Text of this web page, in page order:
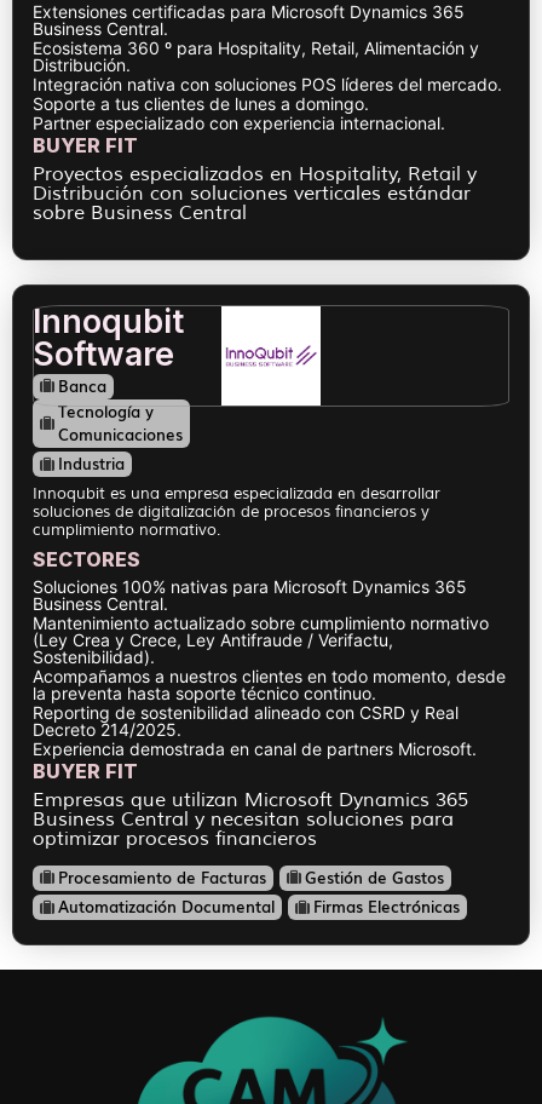
Extensiones certificadas para Microsoft Dynamics 365
Business Central.
Ecosistema 360 º para Hospitality, Retail, Alimentación y
Distribución.
Integración nativa con soluciones POS líderes del mercado.
Soporte a tus clientes de lunes a domingo.
Partner especializado con experiencia internacional.
BUYER FIT
Proyectos especializados en Hospitality, Retail y
Distribución con soluciones verticales estándar
sobre Business Central
Innoqubit
Software
Banca
Tecnología y
Comunicaciones
Industria
Innoqubit es una empresa especializada en desarrollar
soluciones de digitalización de procesos financieros y
cumplimiento normativo.
SECTORES
Soluciones 100% nativas para Microsoft Dynamics 365
Business Central.
Mantenimiento actualizado sobre cumplimiento normativo
(Ley Crea y Crece, Ley Antifraude / Verifactu,
Sostenibilidad).
Acompañamos a nuestros clientes en todo momento, desde
la preventa hasta soporte técnico continuo.
Reporting de sostenibilidad alineado con CSRD y Real
Decreto 214/2025.
Experiencia demostrada en canal de partners Microsoft.
BUYER FIT
Empresas que utilizan Microsoft Dynamics 365
Business Central y necesitan soluciones para
optimizar procesos financieros
Procesamiento de Facturas
Gestión de Gastos
Automatización Documental
Firmas Electrónicas